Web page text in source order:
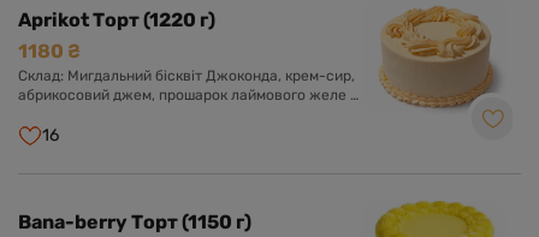
Aprikot Торт (1220 г)
1180 ₴
Склад: Мигдальний бісквіт Джоконда, крем-сир,
абрикосовий джем, прошарок лаймового желе з
16
Bana-berry Торт (1150 г)